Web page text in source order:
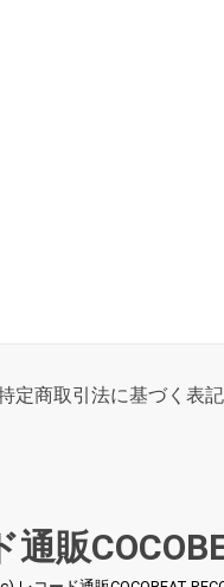
定商取引法に基づく表記
通販